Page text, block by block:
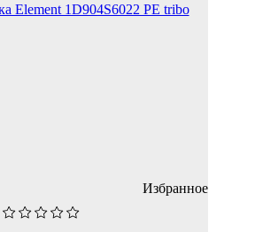
Element 1D904S6022 PE tribo
Избранное